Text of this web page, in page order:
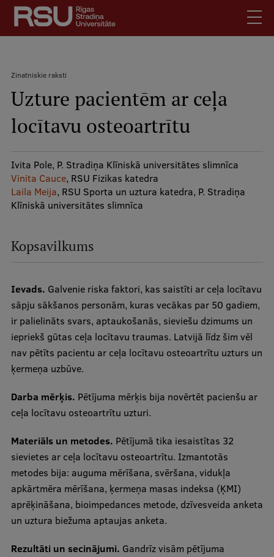
Pārlekt
galveno
saturu
Latviski
Meklēt
Mobile
izvēlne
Skolēniem
Studentiem
Darbiniekiem
Darba devējiem
Bibliotēka
Vakances
Mobile
galvenā
izvēlne
Studiju iespējas
Pamatstudiju programmas
Doktorantūra
Uzņemšana
Praktiska informācija
Par RSU
Atpakaļceļš
Zinatniskie raksti
Uzture pacientēm ar ceļa
locītavu osteoartrītu
Ivita Pole, P. Stradiņa Klīniskā universitātes slimnīca
Vinita Cauce, RSU Fizikas katedra
Laila Meija, RSU Sporta un uztura katedra, P. Stradiņa
Klīniskā universitātes slimnīca
Kopsavilkums
Ievads. Galvenie riska faktori, kas saistīti ar ceļa locītavu
sāpju sākšanos personām, kuras vecākas par 50 gadiem,
ir palielināts svars, aptaukošanās, sieviešu dzimums un
iepriekš gūtas ceļa locītavu traumas. Latvijā līdz šim vēl
nav pētīts pacientu ar ceļa locītavu osteoartrītu uzturs un
ķermeņa uzbūve.
Darba mērķis. Pētījuma mērķis bija novērtēt pacienšu ar
ceļa locītavu osteoartrītu uzturi.
Materiāls un metodes. Pētījumā tika iesaistītas 32
sievietes ar ceļa locītavu osteoartrītu. Izmantotās
metodes bija: auguma mērīšana, svēršana, vidukļa
apkārtmēra mērīšana, ķermeņa masas indeksa (ĶMI)
aprēķināšana, bioimpedances metode, dzīvesveida anketa
un uztura biežuma aptaujas anketa.
Rezultāti un secinājumi. Gandrīz visām pētījuma